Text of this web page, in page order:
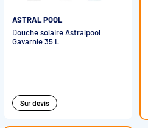
ASTRAL POOL
Douche solaire Astralpool
Gavarnie 35 L
Sur devis